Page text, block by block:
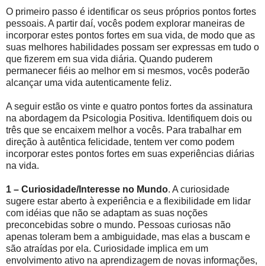
O primeiro passo é identificar os seus próprios pontos fortes
pessoais. A partir daí, vocês podem explorar maneiras de
incorporar estes pontos fortes em sua vida, de modo que as
suas melhores habilidades possam ser expressas em tudo o
que fizerem em sua vida diária. Quando puderem
permanecer fiéis ao melhor em si mesmos, vocês poderão
alcançar uma vida autenticamente feliz.
A seguir estão os vinte e quatro pontos fortes da assinatura
na abordagem da Psicologia Positiva. Identifiquem dois ou
três que se encaixem melhor a vocês. Para trabalhar em
direção à autêntica felicidade, tentem ver como podem
incorporar estes pontos fortes em suas experiências diárias
na vida.
1 – Curiosidade/Interesse no Mundo. A curiosidade
sugere estar aberto à experiência e a flexibilidade em lidar
com idéias que não se adaptam as suas noções
preconcebidas sobre o mundo. Pessoas curiosas não
apenas toleram bem a ambiguidade, mas elas a buscam e
são atraídas por ela. Curiosidade implica em um
envolvimento ativo na aprendizagem de novas informações,